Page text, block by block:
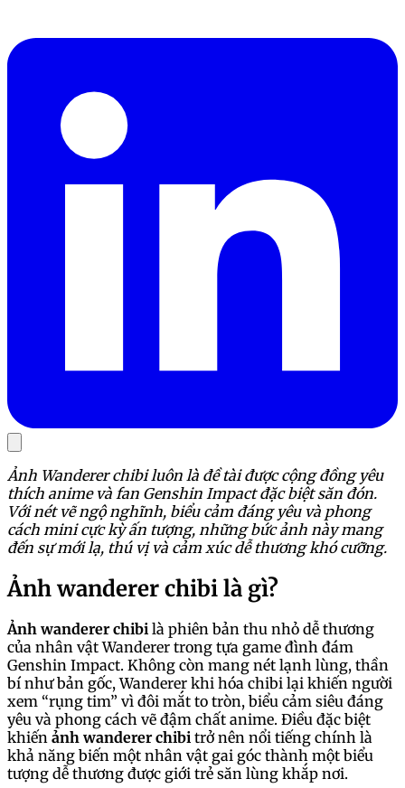
Ảnh Wanderer chibi luôn là đề tài được cộng đồng yêu
thích anime và fan Genshin Impact đặc biệt săn đón.
Với nét vẽ ngộ nghĩnh, biểu cảm đáng yêu và phong
cách mini cực kỳ ấn tượng, những bức ảnh này mang
đến sự mới lạ, thú vị và cảm xúc dễ thương khó cưỡng.
Ảnh wanderer chibi là gì?
Ảnh wanderer chibi là phiên bản thu nhỏ dễ thương
của nhân vật Wanderer trong tựa game đình đám
Genshin Impact. Không còn mang nét lạnh lùng, thần
bí như bản gốc, Wanderer khi hóa chibi lại khiến người
xem “rụng tim” vì đôi mắt to tròn, biểu cảm siêu đáng
yêu và phong cách vẽ đậm chất anime. Điều đặc biệt
khiến ảnh wanderer chibi trở nên nổi tiếng chính là
khả năng biến một nhân vật gai góc thành một biểu
tượng dễ thương được giới trẻ săn lùng khắp nơi.